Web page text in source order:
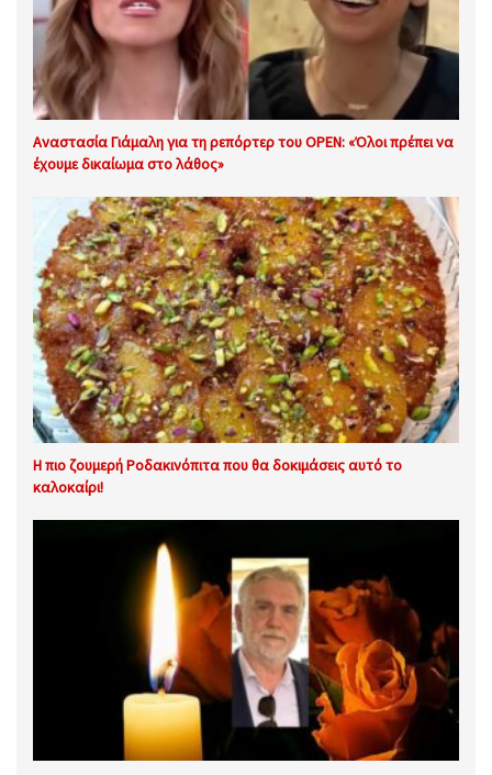
Αναστασία Γιάμαλη για τη ρεπόρτερ του OPEN: «Όλοι πρέπει να
έχουμε δικαίωμα στο λάθος»
Η πιο ζουμερή Ροδακινόπιτα που θα δοκιμάσεις αυτό το
καλοκαίρι!